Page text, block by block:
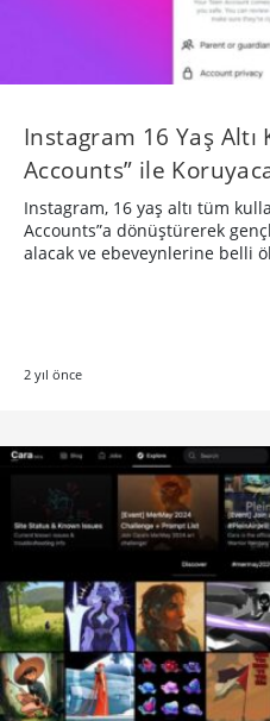
Instagram 16 Yaş Altı
Accounts” ile
Instagram, 16 yaş altı tüm
Accounts”a dönüştürerek
alacak ve ebeveynlerine belli
2 yıl önce